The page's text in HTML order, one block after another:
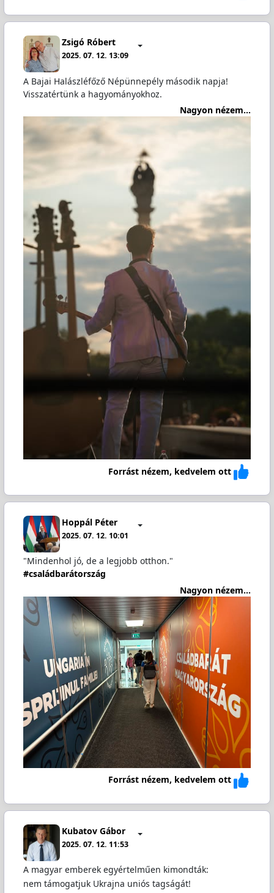
Zsigó Róbert
2025. 07. 12. 13:09
A Bajai Halászléfőző Népünnepély második napja!
Visszatértünk a hagyományokhoz.
Nagyon nézem...
Forrást nézem, kedvelem ott
Hoppál Péter
2025. 07. 12. 10:01
"Mindenhol jó, de a legjobb otthon."
#családbarátország
Nagyon nézem...
Forrást nézem, kedvelem ott
Kubatov Gábor
2025. 07. 12. 11:53
A magyar emberek egyértelműen kimondták:
nem támogatjuk Ukrajna uniós tagságát!